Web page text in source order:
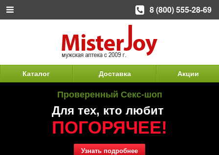
Каталог Доставка Акции
Проверенный Секс-шоп
Для тех, кто любит
ПОГОРЯЧЕЕ!
Узнать подробнее
8 (800) 555-28-69